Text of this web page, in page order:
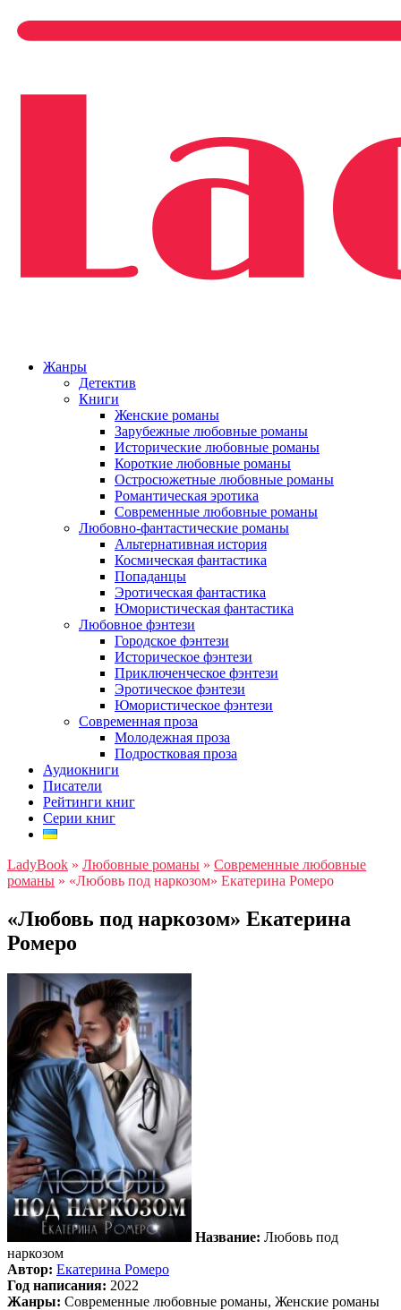
Жанры
Детектив
Книги
Женские романы
Зарубежные любовные романы
Исторические любовные романы
Короткие любовные романы
Остросюжетные любовные романы
Романтическая эротика
Современные любовные романы
Любовно-фантастические романы
Альтернативная история
Космическая фантастика
Попаданцы
Эротическая фантастика
Юмористическая фантастика
Любовное фэнтези
Городское фэнтези
Историческое фэнтези
Приключенческое фэнтези
Эротическое фэнтези
Юмористическое фэнтези
Современная проза
Молодежная проза
Подростковая проза
Аудиокниги
Писатели
Рейтинги книг
Серии книг
LadyBook » Любовные романы » Современные любовные
романы » «Любовь под наркозом» Екатерина Ромеро
«Любовь под наркозом» Екатерина
Ромеро
Название: Любовь под
наркозом
Автор: Екатерина Ромеро
Год написания: 2022
Жанры: Современные любовные романы, Женские романы